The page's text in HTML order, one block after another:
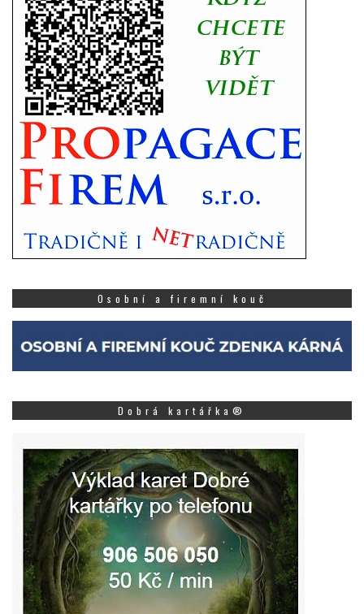
Osobní a firemní kouč
Dobrá kartářka®